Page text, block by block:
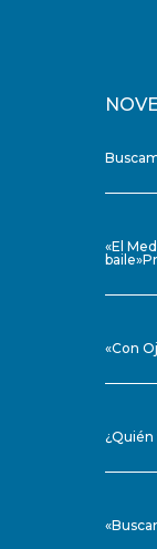
«El
«Con
¿Quién